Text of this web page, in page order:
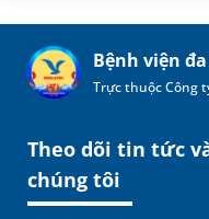
Bệnh viện đa
Trực thuộc Công
Theo dõi tin tức
chúng tôi